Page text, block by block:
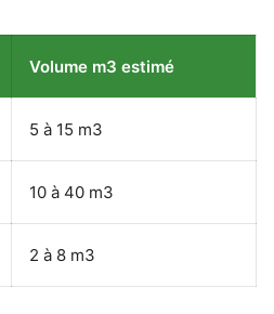
Volume m3 estimé
5 à 15 m3
10 à 40 m3
2 à 8 m3